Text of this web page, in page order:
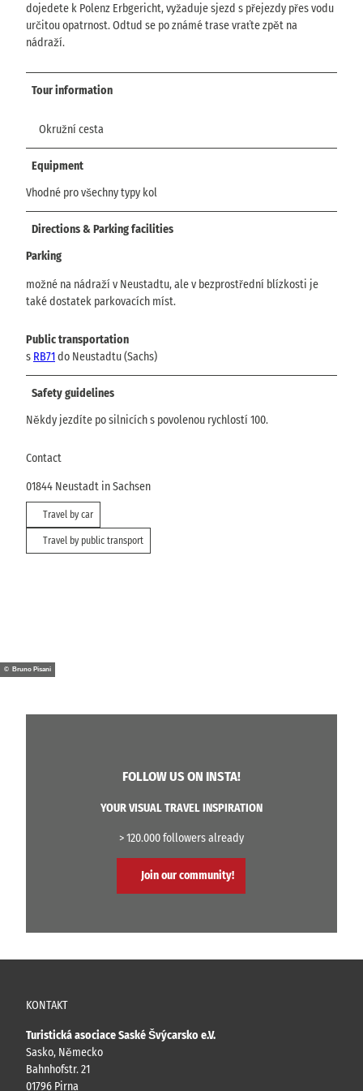
dojedete k Polenz Erbgericht, vyžaduje sjezd s přejezdy přes vodu
určitou opatrnost. Odtud se po známé trase vraťte zpět na
nádraží.
Tour information
Okružní cesta
Equipment
Vhodné pro všechny typy kol
Directions & Parking facilities
Parking
možné na nádraží v Neustadtu, ale v bezprostřední blízkosti je
také dostatek parkovacích míst.
Public transportation
s RB71do Neustadtu (Sachs)
Safety guidelines
Někdy jezdíte po silnicích s povolenou rychlostí 100.
Contact
01844 Neustadt in Sachsen
Travel by car
Travel by public transport
© Bruno Pisani
FOLLOW US ON INSTA!
YOUR VISUAL TRAVEL INSPIRATION
> 120.000 followers already
Join our community!
KONTAKT
Turistická asociace Saské Švýcarsko e.V.
Sasko, Německo
Bahnhofstr. 21
01796 Pirna